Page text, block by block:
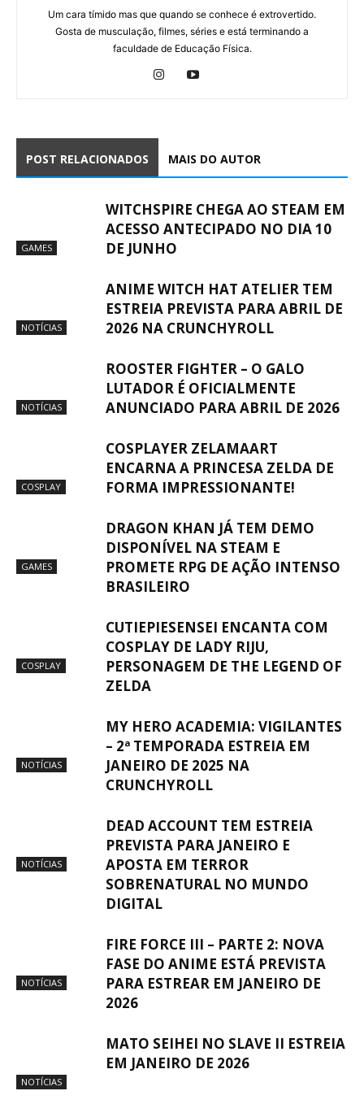
Um cara tímido mas que quando se conhece é extrovertido.
Gosta de musculação, filmes, séries e está terminando a
faculdade de Educação Física.
POST RELACIONADOS MAIS DO AUTOR
GAMES
WITCHSPIRE CHEGA AO STEAM EM
ACESSO ANTECIPADO NO DIA 10
DE JUNHO
NOTÍCIAS
ANIME WITCH HAT ATELIER TEM
ESTREIA PREVISTA PARA ABRIL DE
2026 NA CRUNCHYROLL
NOTÍCIAS
ROOSTER FIGHTER – O GALO
LUTADOR É OFICIALMENTE
ANUNCIADO PARA ABRIL DE 2026
COSPLAY
COSPLAYER ZELAMAART
ENCARNA A PRINCESA ZELDA DE
FORMA IMPRESSIONANTE!
GAMES
DRAGON KHAN JÁ TEM DEMO
DISPONÍVEL NA STEAM E
PROMETE RPG DE AÇÃO INTENSO
BRASILEIRO
COSPLAY
CUTIEPIESENSEI ENCANTA COM
COSPLAY DE LADY RIJU,
PERSONAGEM DE THE LEGEND OF
ZELDA
NOTÍCIAS
MY HERO ACADEMIA: VIGILANTES
– 2ª TEMPORADA ESTREIA EM
JANEIRO DE 2025 NA
CRUNCHYROLL
NOTÍCIAS
DEAD ACCOUNT TEM ESTREIA
PREVISTA PARA JANEIRO E
APOSTA EM TERROR
SOBRENATURAL NO MUNDO
DIGITAL
NOTÍCIAS
FIRE FORCE III – PARTE 2: NOVA
FASE DO ANIME ESTÁ PREVISTA
PARA ESTREAR EM JANEIRO DE
2026
NOTÍCIAS
MATO SEIHEI NO SLAVE II ESTREIA
EM JANEIRO DE 2026